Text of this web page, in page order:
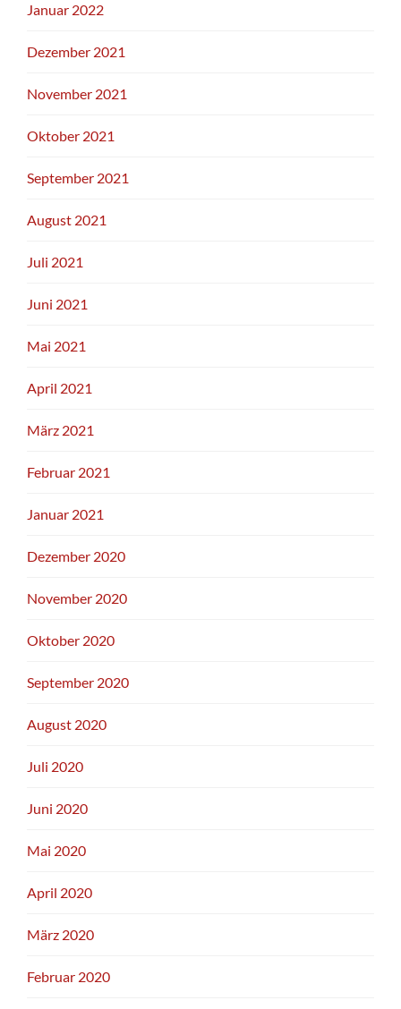
Januar 2022
Dezember 2021
November 2021
Oktober 2021
September 2021
August 2021
Juli 2021
Juni 2021
Mai 2021
April 2021
März 2021
Februar 2021
Januar 2021
Dezember 2020
November 2020
Oktober 2020
September 2020
August 2020
Juli 2020
Juni 2020
Mai 2020
April 2020
März 2020
Februar 2020